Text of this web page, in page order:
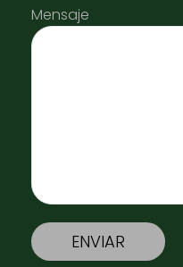
Mensaje